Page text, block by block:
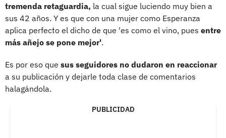
tremenda retaguardia, la cual sigue luciendo muy bien a
sus 42 años. Y es que con una mujer como Esperanza
aplica perfecto el dicho de que 'es como el vino, pues entre
más añejo se pone mejor'.
Es por eso que sus seguidores no dudaron en reaccionar
a su publicación y dejarle toda clase de comentarios
halagándola.
PUBLICIDAD